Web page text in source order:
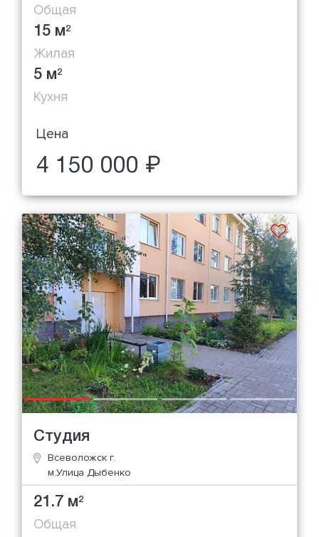
Общая
15 м2
Жилая
5 м2
Кухня
Цена
4 150 000 ₽
Студия
Всеволожск г.
м.Улица Дыбенко
21.7 м2
Общая